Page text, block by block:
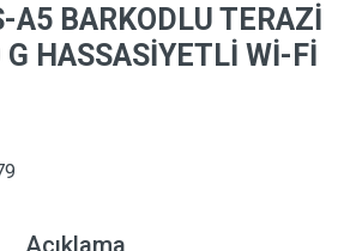
A5 BARKODLU TERAZİ
HASSASİYETLİ Wİ-Fİ
Açıklama